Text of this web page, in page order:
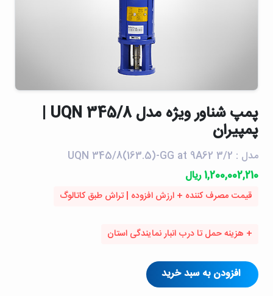
پمپ شناور ويژه مدل UQN 345/8 |
پمپیران
مدل : UQN 345/8(163.5)-GG at 9A62 3/2
1,200,002,210 ریال
قیمت مصرف کننده + ارزش افزوده | تراش طبق کاتالوگ
+ هزینه حمل تا درب انبار نمایندگی استان
افزودن به سبد خرید